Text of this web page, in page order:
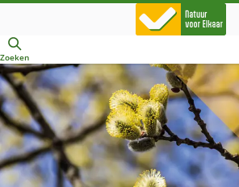
hoofdinhoud
Zoeken